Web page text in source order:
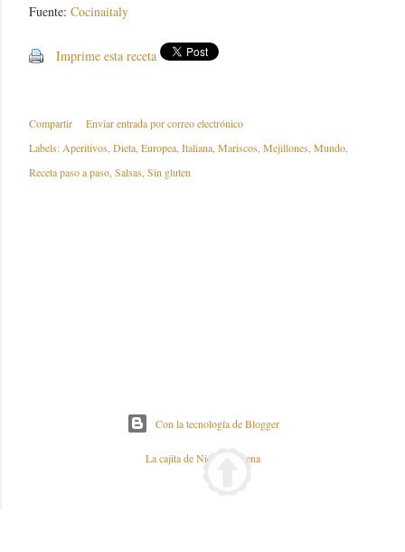
Fuente: Cocinaitaly
Imprime esta receta
Compartir
Enviar entrada por correo electrónico
Labels:Aperitivos Dieta Europea Italiana Mariscos Mejillones Mundo
Receta paso a paso Salsas Sin gluten
Con la tecnología de Blogger
La cajita de Nieves y Elena